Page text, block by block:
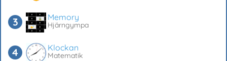
Memory
Hjärngympa
Klockan
Matematik